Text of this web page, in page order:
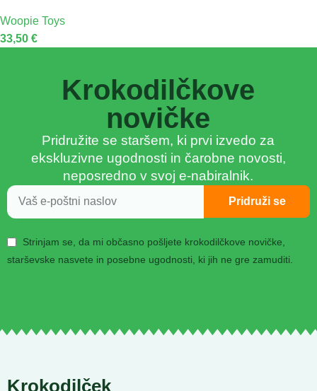
Woopie Toys
33,50 €
Krokodilčkove
novičke
Pridružite se staršem, ki prvi izvedo za
ekskluzivne ugodnosti in čarobne novosti,
neposredno v svoj e-nabiralnik.
Strinjam se, da mi občasno pošljete krokodilčkove novičke,
starševske nasvete in posebne ugodnosti, ki jih ne gre zamuditi.
Pridruži se
Krokodilček